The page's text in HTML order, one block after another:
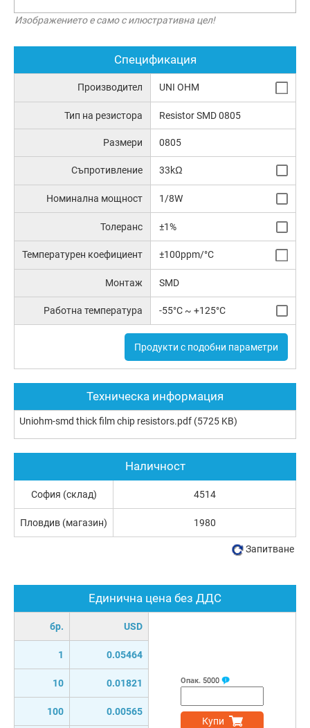
Изображението е само с илюстративна цел!
Спецификация
Производител UNI OHM
Тип на резистора Resistor SMD 0805
Размери 0805
Съпротивление 33kΩ
Номинална мощност 1/8W
Толеранс ±1%
Температурен коефициент ±100ppm/°C
Монтаж SMD
Работна температура -55°C ~ +125°C
Продукти с подобни параметри
Техническа информация
Uniohm-smd thick film chip resistors.pdf (5725 KB)
Единична цена без ДДС
бр. USD
1 0.05464
10 0.01821
100 0.00565
Опак. 5000
Купи
Наличност
София (склад) 4514
Пловдив (магазин) 1980
Запитване